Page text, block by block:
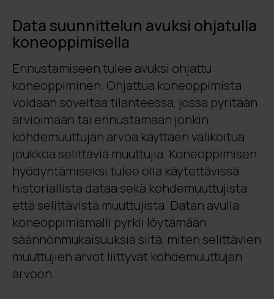
Data suunnittelun avuksi ohjatulla
koneoppimisella
Ennustamiseen tulee avuksi ohjattu
koneoppiminen. Ohjattua koneoppimista
voidaan soveltaa tilanteessa, jossa pyritään
arvioimaan tai ennustamaan jonkin
kohdemuuttujan arvoa käyttäen valikoitua
joukkoa selittäviä muuttujia. Koneoppimisen
hyödyntämiseksi tulee olla käytettävissä
historiallista dataa sekä kohdemuuttujista
että selittävistä muuttujista. Datan avulla
koneoppimismalli pyrkii löytämään
säännönmukaisuuksia siitä, miten selittävien
muuttujien arvot liittyvät kohdemuuttujan
arvoon.